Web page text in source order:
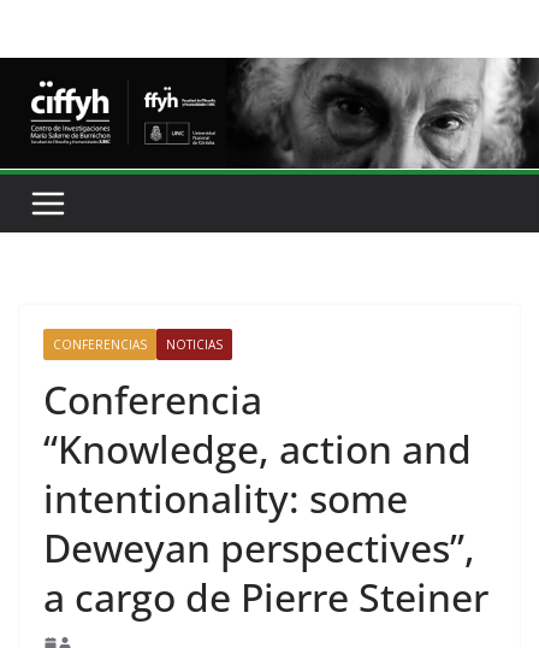
CONFERENCIAS NOTICIAS
Conferencia
“Knowledge, action and
intentionality: some
Deweyan perspectives”,
a cargo de Pierre Steiner